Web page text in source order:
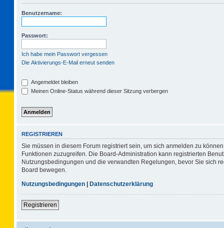
Benutzername:
Passwort:
Ich habe mein Passwort vergessen
Die Aktivierungs-E-Mail erneut senden
Angemeldet bleiben
Meinen Online-Status während dieser Sitzung verbergen
REGISTRIEREN
Sie müssen in diesem Forum registriert sein, um sich anmelden zu
Funktionen zuzugreifen. Die Board-Administration kann registrierten
Nutzungsbedingungen und die verwandten Regelungen, bevor Sie sich
Board bewegen.
Nutzungsbedingungen | Datenschutzerklärung
Registrieren